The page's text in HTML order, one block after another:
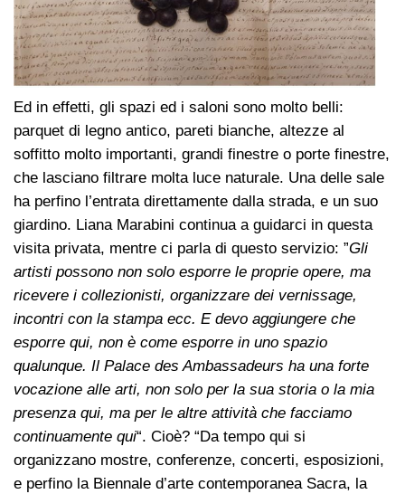
Ed in effetti, gli spazi ed i saloni sono molto belli:
parquet di legno antico, pareti bianche, altezze al
soffitto molto importanti, grandi finestre o porte finestre,
che lasciano filtrare molta luce naturale. Una delle sale
ha perfino l’entrata direttamente dalla strada, e un suo
giardino. Liana Marabini continua a guidarci in questa
visita privata, mentre ci parla di questo servizio: ”Gli
artisti possono non solo esporre le proprie opere, ma
ricevere i collezionisti, organizzare dei vernissage,
incontri con la stampa ecc. E devo aggiungere che
esporre qui, non è come esporre in uno spazio
qualunque. Il Palace des Ambassadeurs ha una forte
vocazione alle arti, non solo per la sua storia o la mia
presenza qui, ma per le altre attività che facciamo
continuamente qui“. Cioè? “Da tempo qui si
organizzano mostre, conferenze, concerti, esposizioni,
e perfino la Biennale d’arte contemporanea Sacra, la